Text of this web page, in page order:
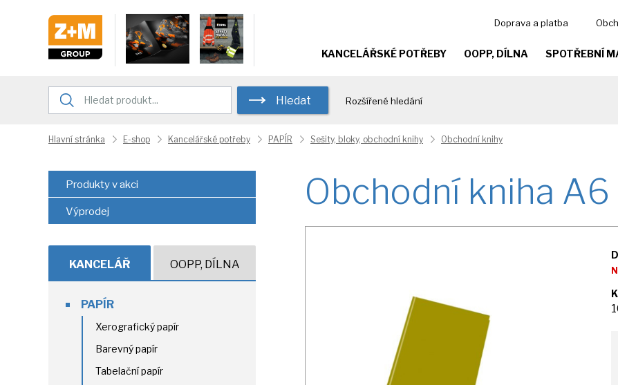
Doprava a platba
KANCELÁŘSKÉ POTŘEBY OOPP, DÍLNA SPOTŘEBNÍ
Hledat Rozšířené hledání
Hlavní stránka E-shop Kancelářské potřeby PAPÍR Sešity, bloky, obchodní knihy Obchodní knihy
Obchodní kniha A6
Produkty v akci
Výprodej
KANCELÁŘ OOPP, DÍLNA
PAPÍR
Xerografický papír
Barevný papír
Tabelační papír